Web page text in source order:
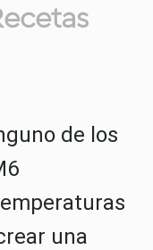
de los
una